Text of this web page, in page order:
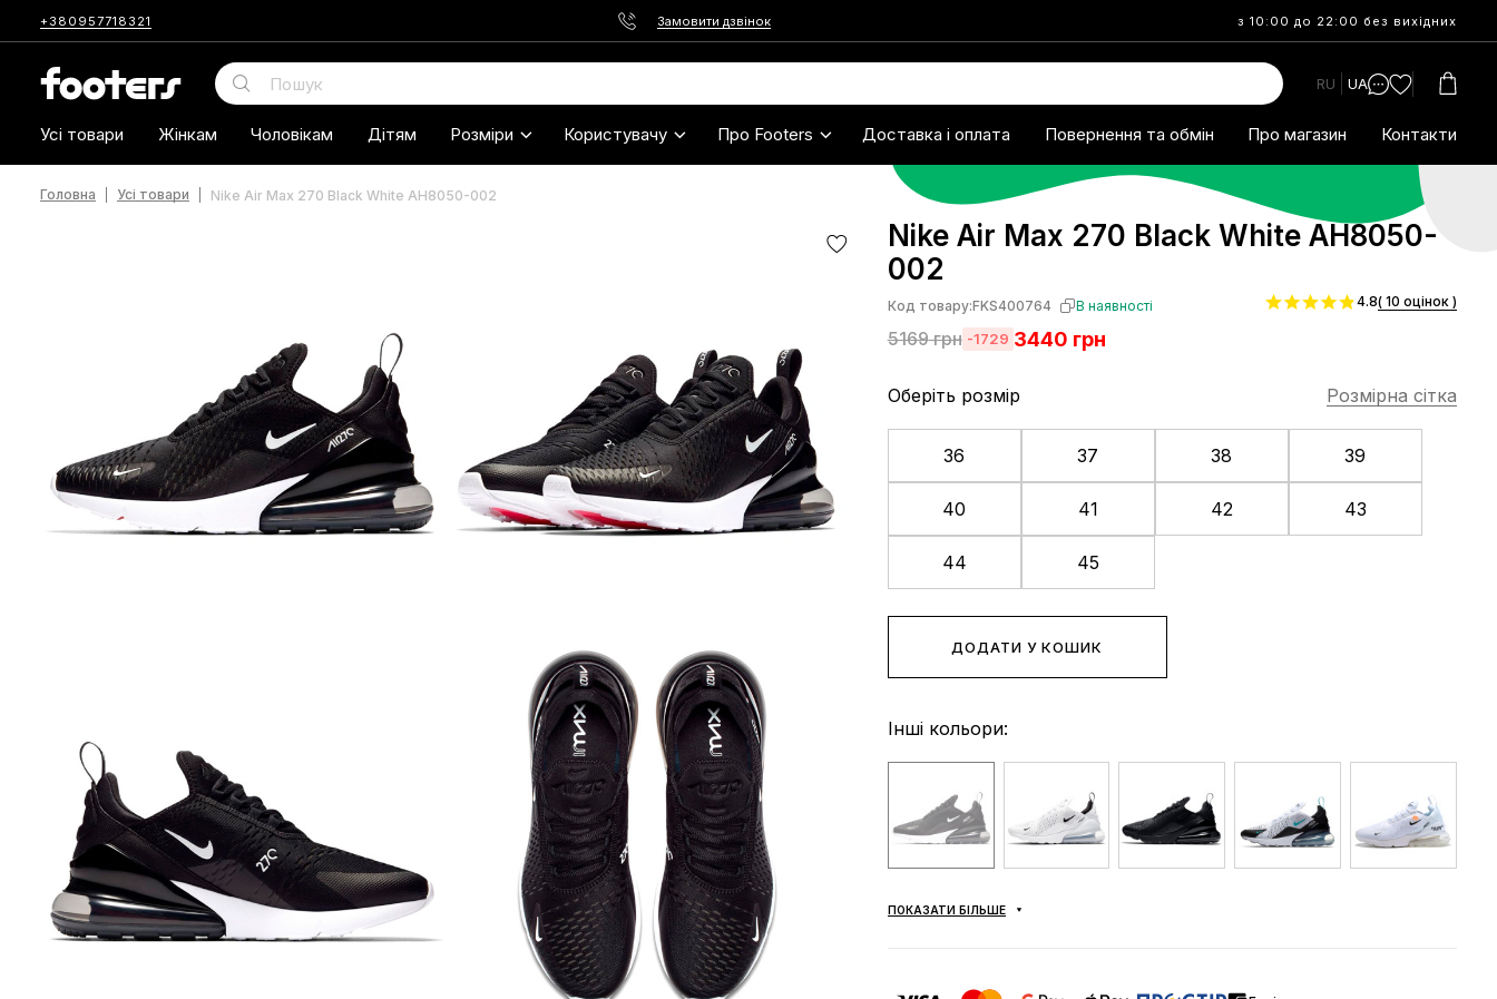
+380957718321 Замовити дзвінок з 10:00 до 22:00 без вихідних
RU UA
Усі товари Жінкам Чоловікам Дітям Розміри Користувачу Про Footers Доставка і оплата Повернення та обмін Про магазин Контакти
Головна Усі товари Nike Air Max 270 Black White AH8050-002
Nike Air Max 270 Black White AH8050-
002
Код товару:FKS400764 В наявності
5169грн -1729 3440 грн
4.8( 10 оцінок )
Оберіть розмір Розмірна сітка
36 37 38 39
40 41 42 43
44 45
ДОДАТИ У КОШИК
Інші кольори:
ПОКАЗАТИ БІЛЬШЕ